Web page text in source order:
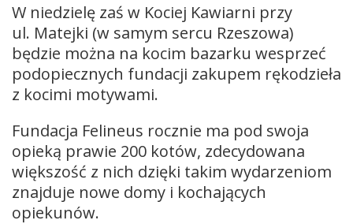
W niedzielę zaś w Kociej Kawiarni przy
ul. Matejki (w samym sercu Rzeszowa)
będzie można na kocim bazarku wesprzeć
podopiecznych fundacji zakupem rękodzieła
z kocimi motywami.
Fundacja Felineus rocznie ma pod swoja
opieką prawie 200 kotów, zdecydowana
większość z nich dzięki takim wydarzeniom
znajduje nowe domy i kochających
opiekunów.